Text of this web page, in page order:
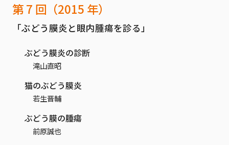
第 7 回（2015 年）
「ぶどう膜炎と眼内腫瘍を診る」
ぶどう膜炎の診断
滝山直昭
猫のぶどう膜炎
若生晋輔
ぶどう膜の腫瘍
前原誠也